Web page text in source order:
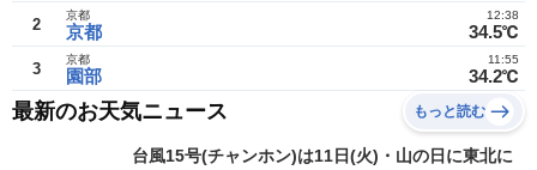
2 京都
京都
34.5℃
12:38
3 園部
京都
34.2℃
11:55
最新のお天気ニュース もっと読む
台風15号(チャンホン)は11日(火)・山の日に東北に